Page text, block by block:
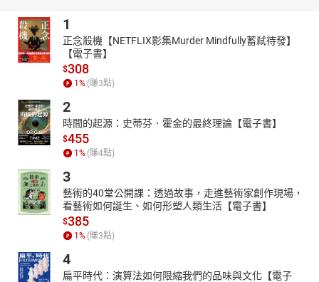
1
正念殺機【NETFLIX影集Murder Mindfully蓄弒待發】
【電子書】
$308
1 % (賺3點)
2
時間的起源：史蒂芬．霍金的最終理論【電子書】
$455
1 % (賺4點)
3
藝術的40堂公開課：透過故事，走進藝術家創作現場，
看藝術如何誕生、如何形塑人類生活【電子書】
$385
1 % (賺3點)
4
扁平時代：演算法如何限縮我們的品味與文化【電子